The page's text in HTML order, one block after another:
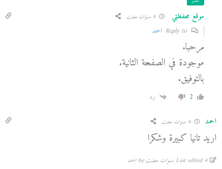
موقع محفظتي
Reply to احمد
مرحبا.
موجودة في الصفحة الثانية.
بالتوفيق.
2 رد
احمد
اريد تانيا كبيرة وشكرا
Last edited 4 سنوات مضت by احمد